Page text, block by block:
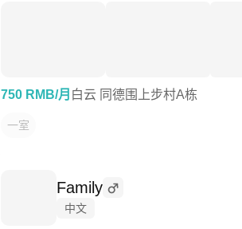
750 RMB/月 白云 同德围上步村A栋
一室
Family
中文